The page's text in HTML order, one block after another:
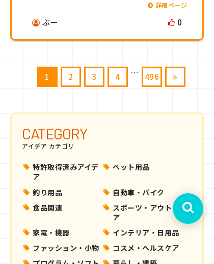
詳細ページ
ぶー 0
1 2 3 4 … 496
CATEGORY
アイデア カテゴリ
特許取得済みアイデ
ア
ペット用品
釣り用品
自動車・バイク
食品関連
スポーツ・アウトド
ア
家電・機器
インテリア・日用品
ファッション・小物
コスメ・ヘルスケア